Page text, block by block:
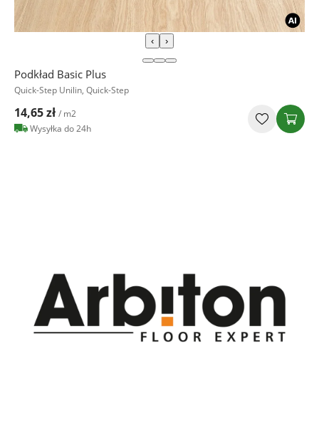
‹ ›
Podkład Basic Plus
Quick-Step Unilin, Quick-Step
14,65 zł / m2
Wysyłka do 24h